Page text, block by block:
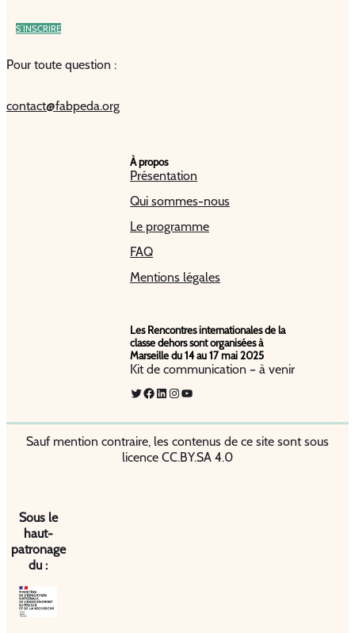
S’INSCRIRE
Pour toute question :
contact@fabpeda.org
À propos
Présentation
Qui sommes-nous
Le programme
FAQ
Mentions légales
Les Rencontres internationales de la
classe dehors sont organisées à
Marseille du 14 au 17 mai 2025
Kit de communication – à venir
Twitter
Facebook
LinkedIn
Instagram
YouTube
Sauf mention contraire, les contenus de ce site sont sous
licence CC.BY.SA 4.0
Sous le
haut-
patronage
du :